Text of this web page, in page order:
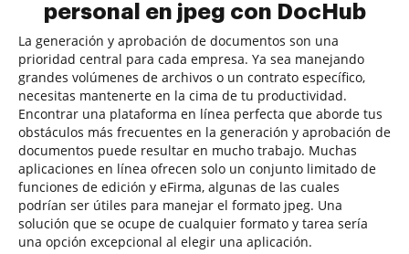
personal en jpeg con DocHub
La generación y aprobación de documentos son una
prioridad central para cada empresa. Ya sea manejando
grandes volúmenes de archivos o un contrato específico,
necesitas mantenerte en la cima de tu productividad.
Encontrar una plataforma en línea perfecta que aborde tus
obstáculos más frecuentes en la generación y aprobación de
documentos puede resultar en mucho trabajo. Muchas
aplicaciones en línea ofrecen solo un conjunto limitado de
funciones de edición y eFirma, algunas de las cuales
podrían ser útiles para manejar el formato jpeg. Una
solución que se ocupe de cualquier formato y tarea sería
una opción excepcional al elegir una aplicación.